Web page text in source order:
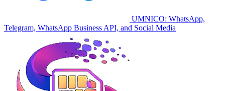
UMNICO: WhatsApp,
Telegram, WhatsApp Business API, and Social Media